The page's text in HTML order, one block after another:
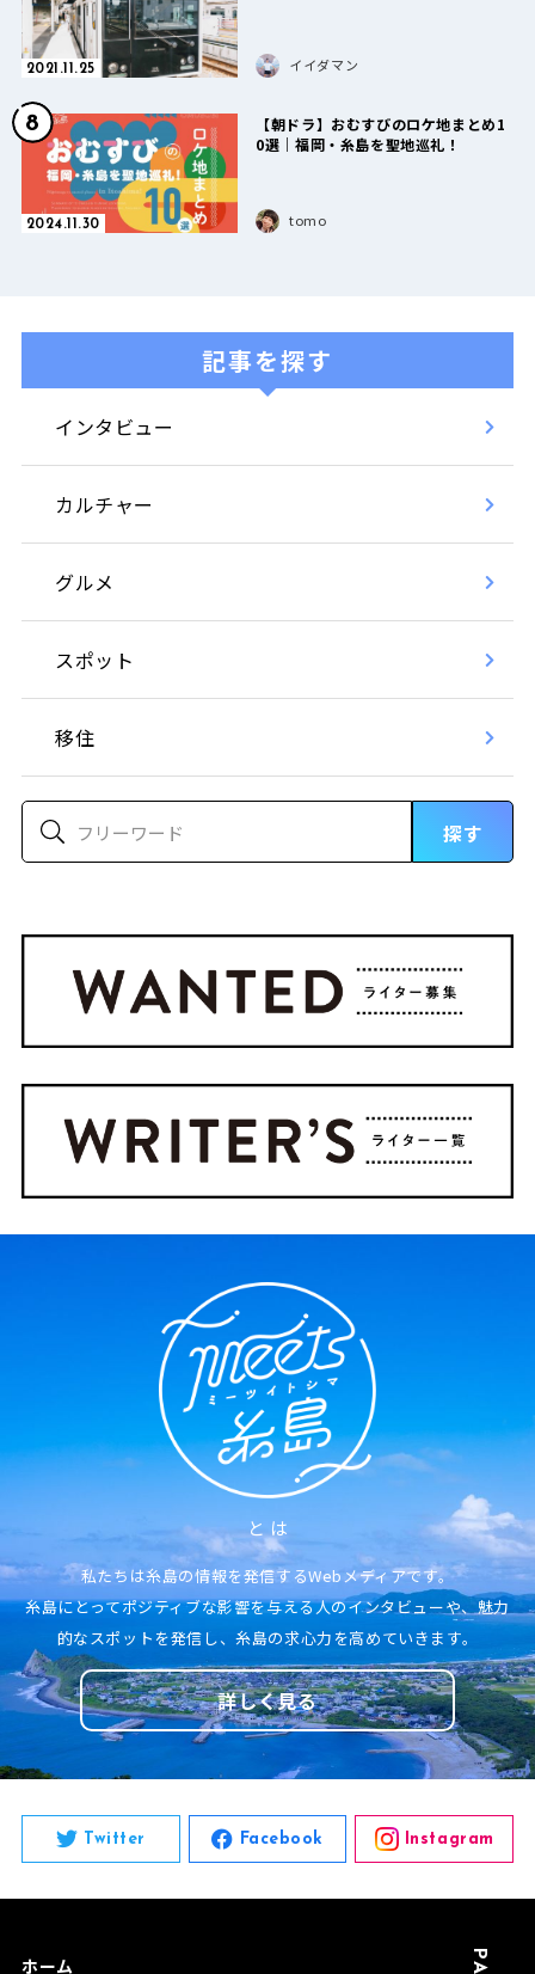
2021.11.25 イイダマン
8
2024.11.30
【朝ドラ】おむすびのロケ地まとめ1
0選｜福岡・糸島を聖地巡礼！
tomo
記事を探す
インタビュー
カルチャー
グルメ
スポット
移住
探す
と は
私たちは糸島の情報を発信するWebメディアです。
糸島にとってポジティブな影響を与える人のインタビューや、魅力
的なスポットを発信し、糸島の求心力を高めていきます。
詳しく見る
Twitter Facebook Instagram
ホーム